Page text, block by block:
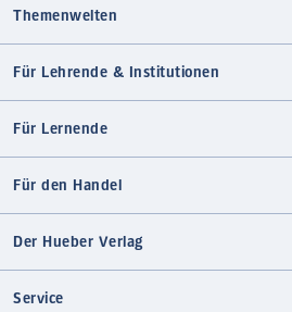
Themenwelten
Für Lehrende & Institutionen
Für Lernende
Für den Handel
Der Hueber Verlag
Service